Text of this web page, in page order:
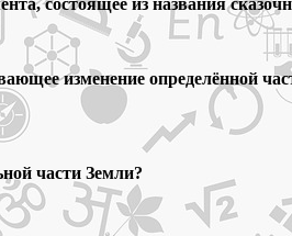
изменение определённой
части Земли?